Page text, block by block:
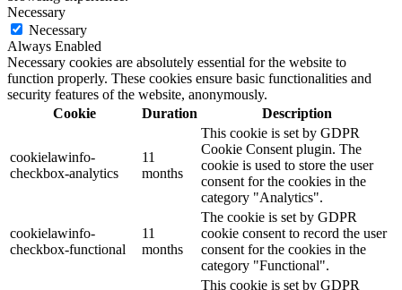
Necessary
Necessary
Always Enabled
Necessary cookies are absolutely essential for the website to
function properly. These cookies ensure basic functionalities and
security features of the website, anonymously.
Cookie
Duration Description
cookielawinfo-
checkbox-analytics
11
months
This cookie is set by GDPR
Cookie Consent plugin. The
cookie is used to store the user
consent for the cookies in the
category "Analytics".
cookielawinfo-
checkbox-functional
11
months
The cookie is set by GDPR
cookie consent to record the user
consent for the cookies in the
category "Functional".
This cookie is set by GDPR